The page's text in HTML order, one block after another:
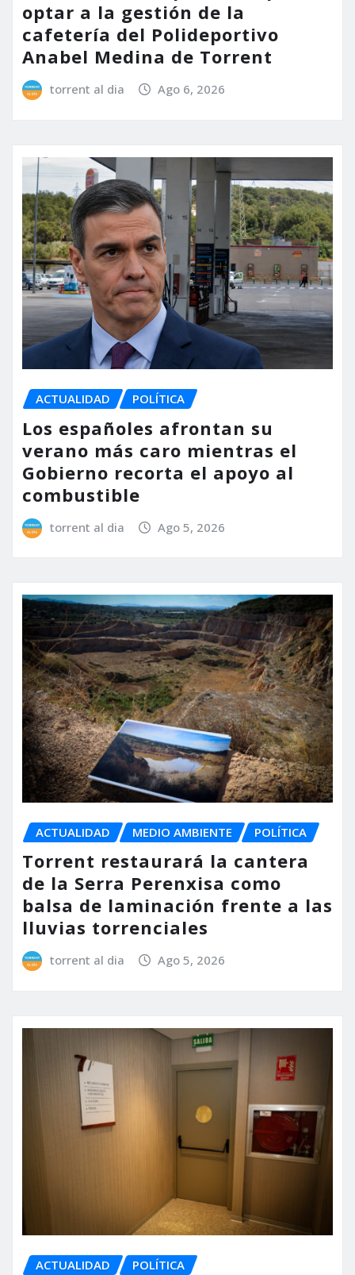
optar a la gestión de la
cafetería del Polideportivo
Anabel Medina de Torrent
torrent al dia Ago 6, 2026
ACTUALIDAD POLÍTICA
Los españoles afrontan su
verano más caro mientras el
Gobierno recorta el apoyo al
combustible
torrent al dia Ago 5, 2026
ACTUALIDAD MEDIO AMBIENTE POLÍTICA
Torrent restaurará la cantera
de la Serra Perenxisa como
balsa de laminación frente a las
lluvias torrenciales
torrent al dia Ago 5, 2026
ACTUALIDAD POLÍTICA